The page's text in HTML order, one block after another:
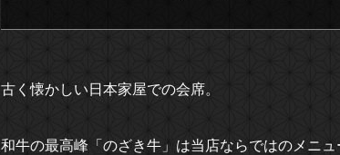
古く懐かしい日本家屋での会席。
和牛の最高峰「のざき牛」は当店ならではのメニュ